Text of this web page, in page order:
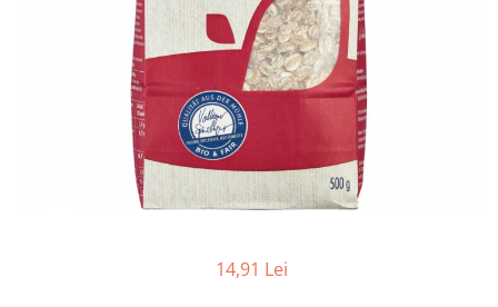
Mixuri bio si blaturi
Ciocolata, cacao si cafea
Cafea bio din cereale
14,91 Lei